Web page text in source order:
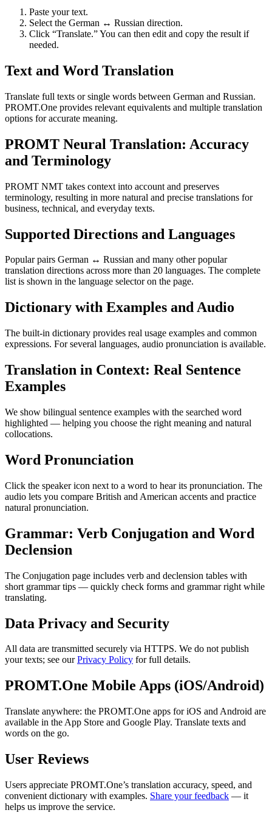
Paste your text.
Select the German ↔ Russian direction.
Click “Translate.” You can then edit and copy the result if
needed.
Text and Word Translation
Translate full texts or single words between German and Russian.
PROMT.One provides relevant equivalents and multiple translation
options for accurate meaning.
PROMT Neural Translation: Accuracy
and Terminology
PROMT NMT takes context into account and preserves
terminology, resulting in more natural and precise translations for
business, technical, and everyday texts.
Supported Directions and Languages
Popular pairs German ↔ Russian and many other popular
translation directions across more than 20 languages. The complete
list is shown in the language selector on the page.
Dictionary with Examples and Audio
The built-in dictionary provides real usage examples and common
expressions. For several languages, audio pronunciation is available.
Translation in Context: Real Sentence
Examples
We show bilingual sentence examples with the searched word
highlighted — helping you choose the right meaning and natural
collocations.
Word Pronunciation
Click the speaker icon next to a word to hear its pronunciation. The
audio lets you compare British and American accents and practice
natural pronunciation.
Grammar: Verb Conjugation and Word
Declension
The Conjugation page includes verb and declension tables with
short grammar tips — quickly check forms and grammar right while
translating.
Data Privacy and Security
All data are transmitted securely via HTTPS. We do not publish
your texts; see ourPrivacy Policy for full details.
PROMT.One Mobile Apps (iOS/Android)
Translate anywhere: the PROMT.One apps for iOS and Android are
available in the App Store and Google Play. Translate texts and
words on the go.
User Reviews
Users appreciate PROMT.One’s translation accuracy, speed, and
convenient dictionary with examples. Share your feedback — it
helps us improve the service.